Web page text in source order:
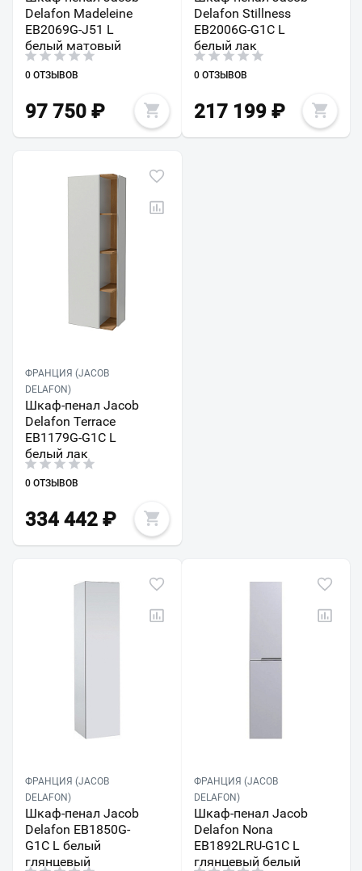
Delafon Madeleine
EB2069G-J51 L
белый матовый
0 ОТЗЫВОВ
97 750 ₽
Delafon Stillness
EB2006G-G1C L
белый лак
0 ОТЗЫВОВ
217 199₽
ФРАНЦИЯ (JACOB
DELAFON)
Шкаф-пенал Jacob
Delafon Terrace
EB1179G-G1C L
белый лак
0 ОТЗЫВОВ
334 442 ₽
ФРАНЦИЯ (JACOB
DELAFON)
Шкаф-пенал Jacob
Delafon EB1850G-
G1C L белый
глянцевый
ФРАНЦИЯ (JACOB
DELAFON)
Шкаф-пенал Jacob
Delafon Nona
EB1892LRU-G1C L
глянцевый белый